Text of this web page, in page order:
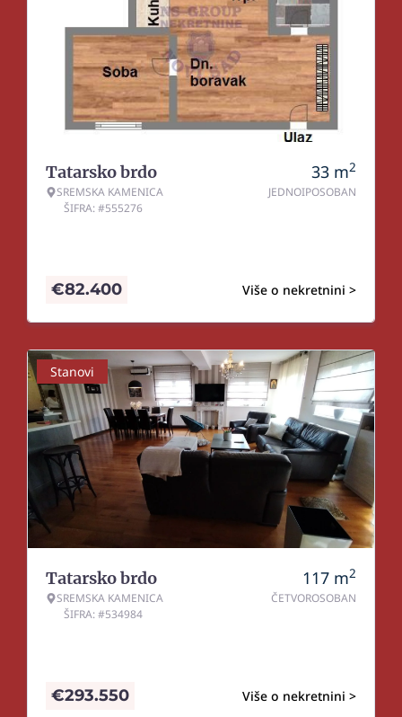
Tatarsko brdo
SREMSKA KAMENICA
ŠIFRA: #555276
33 m2
JEDNOIPOSOBAN
Više o nekretnini >
€82.400
Stanovi
Tatarsko brdo
SREMSKA KAMENICA
ŠIFRA: #534984
117 m2
ČETVOROSOBAN
Više o nekretnini >
€293.550